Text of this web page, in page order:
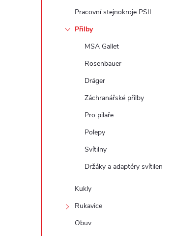
Pracovní stejnokroje PSII
Přilby
MSA Gallet
Rosenbauer
Dräger
Záchranářské přilby
Pro pilaře
Polepy
Svítilny
Držáky a adaptéry svítilen
Kukly
Rukavice
Obuv